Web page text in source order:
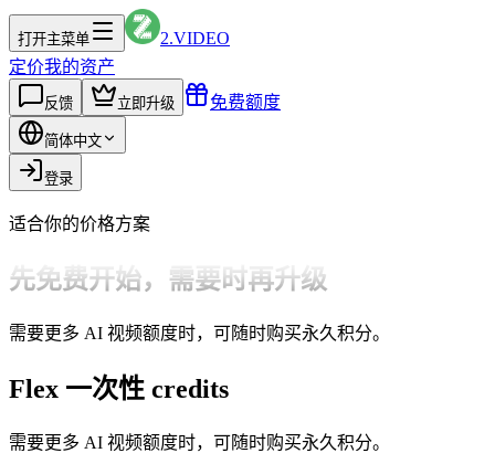
打开主菜单
2.VIDEO
定价我的资产
反馈 立即升级 免费额度
简体中文
登录
适合你的价格方案
先免费开始，需要时再升级
需要更多 AI 视频额度时，可随时购买永久积分。
Flex 一次性 credits
需要更多 AI 视频额度时，可随时购买永久积分。